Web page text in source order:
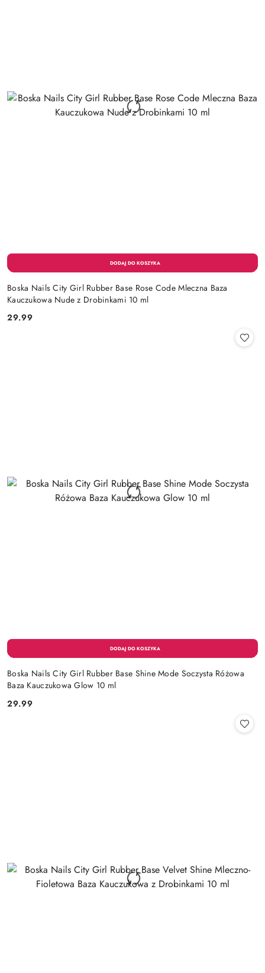
Boska Nails City Girl Rubber Base Rose Code Mleczna Baza
Kauczukowa Nude z Drobinkami 10 ml
Cena:
29.99
Boska Nails City Girl Rubber Base Shine Mode Soczysta Różowa
Baza Kauczukowa Glow 10 ml
Cena:
29.99